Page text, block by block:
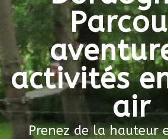
activités
air
Prenez de la hauteur